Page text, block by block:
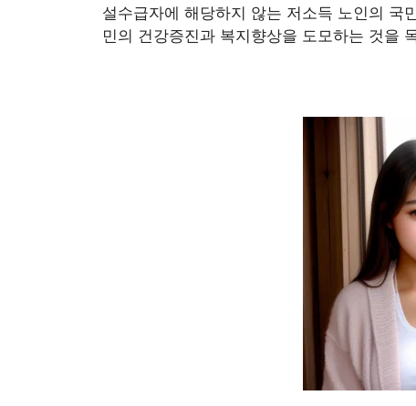
설수급자에 해당하지 않는 저소득 노인의 국
민의 건강증진과 복지향상을 도모하는 것을